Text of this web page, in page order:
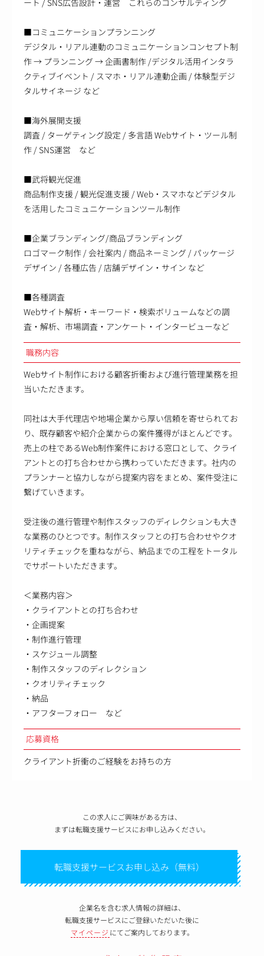
■コミュニケーションプランニング
デジタル・リアル連動のコミュニケーションコンセプト制
作 → プランニング → 企画書制作 /デジタル活用インタラ
クティブイベント / スマホ・リアル連動企画 / 体験型デジ
タルサイネージ など
■海外展開支援
調査 / ターゲティング設定 / 多言語 Webサイト・ツール制
作 / SNS運営 など
■武将観光促進
商品制作支援 / 観光促進支援 / Web・スマホなどデジタル
を活用したコミュニケーションツール制作
■企業ブランディング/商品ブランディング
ロゴマーク制作 / 会社案内 / 商品ネーミング / パッケージ
デザイン / 各種広告 / 店舗デザイン・サイン など
■各種調査
Webサイト解析・キーワード・検索ボリュームなどの調
査・解析、市場調査・アンケート・インタービューなど
職務内容
Webサイト制作における顧客折衝および進行管理業務を担
当いただきます。
同社は大手代理店や地場企業から厚い信頼を寄せられてお
り、既存顧客や紹介企業からの案件獲得がほとんどです。
売上の柱であるWeb制作案件における窓口として、クライ
アントとの打ち合わせから携わっていただきます。社内の
プランナーと協力しながら提案内容をまとめ、案件受注に
繋げていきます。
受注後の進行管理や制作スタッフのディレクションも大き
な業務のひとつです。制作スタッフとの打ち合わせやクオ
リティチェックを重ねながら、納品までの工程をトータル
でサポートいただきます。
＜業務内容＞
・クライアントとの打ち合わせ
・企画提案
・制作進行管理
・スケジュール調整
・制作スタッフのディレクション
・クオリティチェック
・納品
・アフターフォロー など
応募資格
クライアント折衝のご経験をお持ちの方
この求人にご興味がある方は、
まずは転職支援サービスにお申し込みください。
転職支援サービスお申し込み（無料）
企業名を含む求人情報の詳細は、
転職支援サービスにご登録いただいた後に
マイページ にてご案内しております。